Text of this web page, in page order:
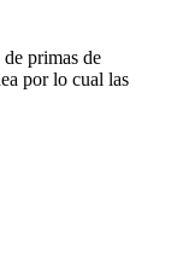
primas de
por lo cual las